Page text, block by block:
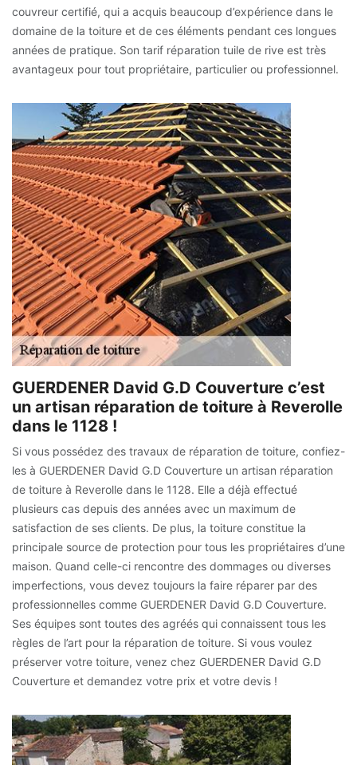
couvreur certifié, qui a acquis beaucoup d’expérience dans le
domaine de la toiture et de ces éléments pendant ces longues
années de pratique. Son tarif réparation tuile de rive est très
avantageux pour tout propriétaire, particulier ou professionnel.
GUERDENER David G.D Couverture c’est
un artisan réparation de toiture à Reverolle
dans le 1128 !
Si vous possédez des travaux de réparation de toiture, confiez-
les à GUERDENER David G.D Couverture un artisan réparation
de toiture à Reverolle dans le 1128. Elle a déjà effectué
plusieurs cas depuis des années avec un maximum de
satisfaction de ses clients. De plus, la toiture constitue la
principale source de protection pour tous les propriétaires d’une
maison. Quand celle-ci rencontre des dommages ou diverses
imperfections, vous devez toujours la faire réparer par des
professionnelles comme GUERDENER David G.D Couverture.
Ses équipes sont toutes des agréés qui connaissent tous les
règles de l’art pour la réparation de toiture. Si vous voulez
préserver votre toiture, venez chez GUERDENER David G.D
Couverture et demandez votre prix et votre devis !